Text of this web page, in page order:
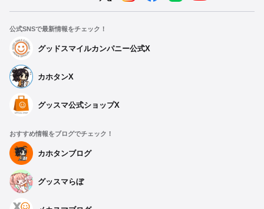
公式SNSで最新情報をチェック！
グッドスマイルカンパニー公式X
カホタンX
グッスマ公式ショップX
おすすめ情報をブログでチェック！
カホタンブログ
グッスマらぼ